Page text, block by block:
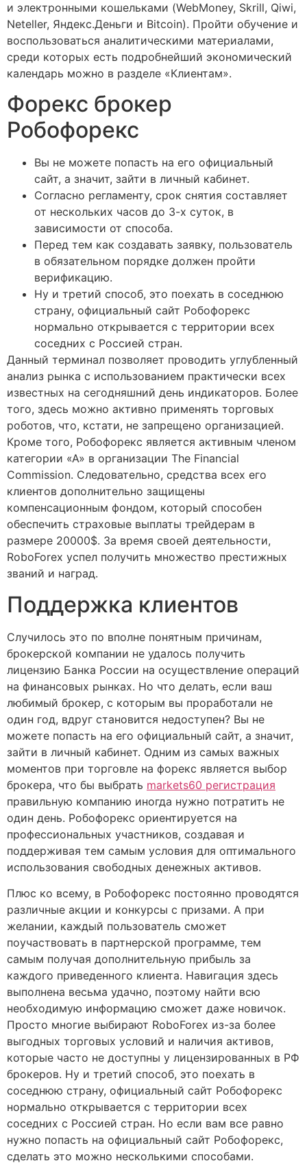
и электронными кошельками (WebMoney, Skrill, Qiwi,
Neteller, Яндекс.Деньги и Bitcoin). Пройти обучение и
воспользоваться аналитическими материалами,
среди которых есть подробнейший экономический
календарь можно в разделе «Клиентам».
Форекс брокер
Робофорекс
Вы не можете попасть на его официальный
сайт, а значит, зайти в личный кабинет.
Согласно регламенту, срок снятия составляет
от нескольких часов до 3-х суток, в
зависимости от способа.
Перед тем как создавать заявку, пользователь
в обязательном порядке должен пройти
верификацию.
Ну и третий способ, это поехать в соседнюю
страну, официальный сайт Робофорекс
нормально открывается с территории всех
соседних с Россией стран.
Данный терминал позволяет проводить углубленный
анализ рынка с использованием практически всех
известных на сегодняшний день индикаторов. Более
того, здесь можно активно применять торговых
роботов, что, кстати, не запрещено организацией.
Кроме того, Робофорекс является активным членом
категории «А» в организации The Financial
Commission. Следовательно, средства всех его
клиентов дополнительно защищены
компенсационным фондом, который способен
обеспечить страховые выплаты трейдерам в
размере 20000$. За время своей деятельности,
RoboForex успел получить множество престижных
званий и наград.
Поддержка клиентов
Случилось это по вполне понятным причинам,
брокерской компании не удалось получить
лицензию Банка России на осуществление операций
на финансовых рынках. Но что делать, если ваш
любимый брокер, с которым вы проработали не
один год, вдруг становится недоступен? Вы не
можете попасть на его официальный сайт, а значит,
зайти в личный кабинет. Одним из самых важных
моментов при торговле на форекс является выбор
брокера, что бы выбрать markets60 регистрация
правильную компанию иногда нужно потратить не
один день. Робофорекс ориентируется на
профессиональных участников, создавая и
поддерживая тем самым условия для оптимального
использования свободных денежных активов.
Плюс ко всему, в Робофорекс постоянно проводятся
различные акции и конкурсы с призами. А при
желании, каждый пользователь сможет
поучаствовать в партнерской программе, тем
самым получая дополнительную прибыль за
каждого приведенного клиента. Навигация здесь
выполнена весьма удачно, поэтому найти всю
необходимую информацию сможет даже новичок.
Просто многие выбирают RoboForex из-за более
выгодных торговых условий и наличия активов,
которые часто не доступны у лицензированных в РФ
брокеров. Ну и третий способ, это поехать в
соседнюю страну, официальный сайт Робофорекс
нормально открывается с территории всех
соседних с Россией стран. Но если вам все равно
нужно попасть на официальный сайт Робофорекс,
сделать это можно несколькими способами.